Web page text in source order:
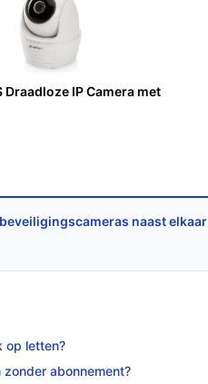
zoek is naar een
en
heeft.
Draadloze IP Camera met
naast elkaar
op letten?
abonnement?